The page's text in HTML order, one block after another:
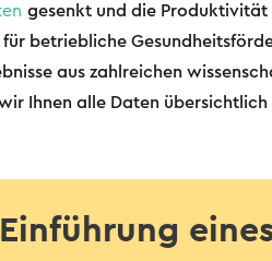
gesenkt und die Produktivität
betriebliche
aus zahlreichen
Ihnen alle Daten übersichtlich